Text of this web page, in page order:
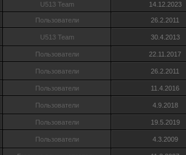
U513 Team 14.12.2023
Пользователи 26.2.2011
U513 Team 30.4.2013
Пользователи 22.11.2017
Пользователи 26.2.2011
Пользователи 11.4.2016
Пользователи 4.9.2018
Пользователи 19.5.2019
Пользователи 4.3.2009